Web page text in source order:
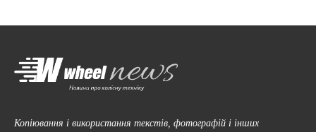
Копіювання і використання текстів, фотографій і інших